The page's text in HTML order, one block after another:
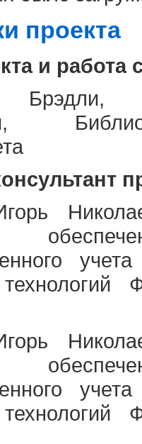
проекта
и работа